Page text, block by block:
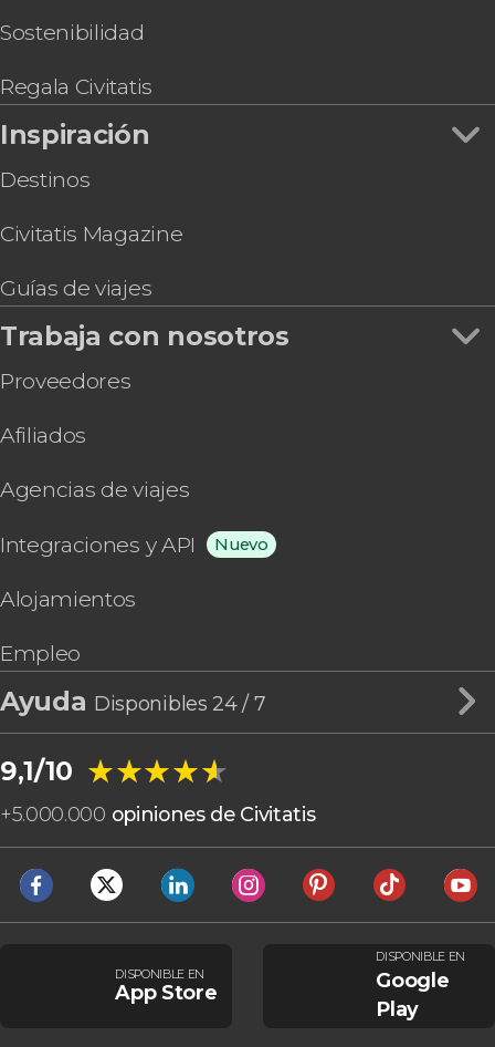
Sostenibilidad
Regala Civitatis
Inspiración
Destinos
Civitatis Magazine
Guías de viajes
Trabaja con nosotros
Proveedores
Afiliados
Agencias de viajes
Integraciones y API Nuevo
Alojamientos
Empleo
Ayuda Disponibles 24 / 7
9,1/10 ★★★★★
★★★★★
+5.000.000 opiniones de Civitatis
DISPONIBLE EN
App Store
DISPONIBLE EN
Google
Play